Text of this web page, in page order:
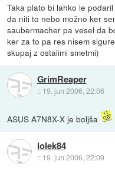
Taka plato bi lahko le
da niti to nebo možno ker
saubermacher pa vesel da
ker za to pa res nisem
skupaj z ostalimi smetmi)
GrimReaper
:: 19. jun 2006, 22:06
ASUS A7N8X-X je boljša
lolek84
:: 19. jun 2006, 22:09